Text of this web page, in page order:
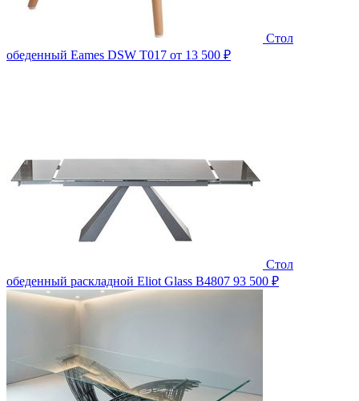
Стол
обеденный Eames DSW T017 от 13 500 ₽
Стол
обеденный раскладной Eliot Glass B4807 93 500 ₽